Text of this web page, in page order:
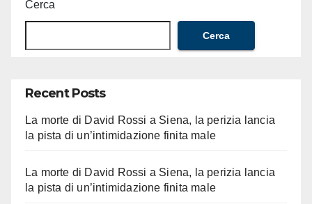
Cerca
Cerca
Recent Posts
La morte di David Rossi a Siena, la perizia lancia
la pista di un’intimidazione finita male
La morte di David Rossi a Siena, la perizia lancia
la pista di un’intimidazione finita male